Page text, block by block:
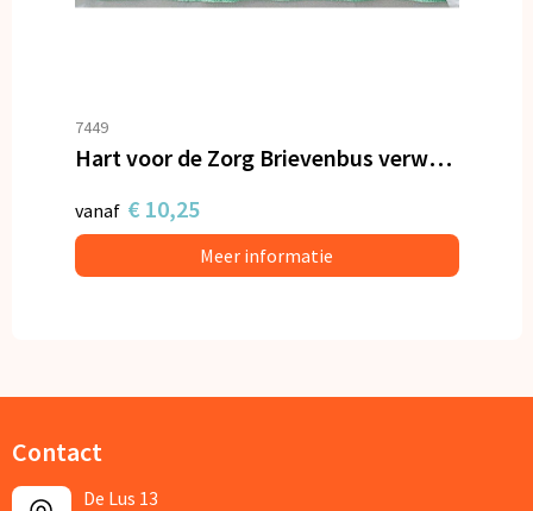
7449
Hart voor de Zorg Brievenbus verwenpakket
vanaf € 10,25
Meer informatie
Contact
De Lus 13